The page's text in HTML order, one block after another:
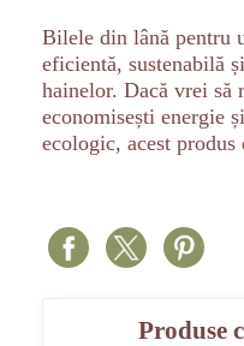
Bilele din lână pentru
eficientă, sustenabilă
hainelor. Dacă vrei să
economisești energie
ecologic, acest
Produse